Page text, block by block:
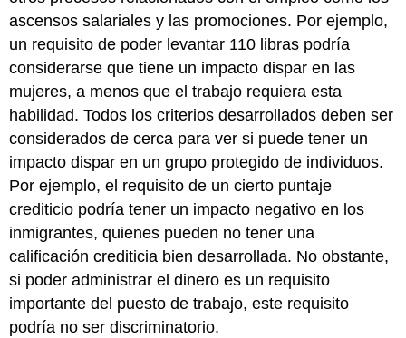
ascensos salariales y las promociones. Por ejemplo,
un requisito de poder levantar 110 libras podría
considerarse que tiene un impacto dispar en las
mujeres, a menos que el trabajo requiera esta
habilidad. Todos los criterios desarrollados deben ser
considerados de cerca para ver si puede tener un
impacto dispar en un grupo protegido de individuos.
Por ejemplo, el requisito de un cierto puntaje
crediticio podría tener un impacto negativo en los
inmigrantes, quienes pueden no tener una
calificación crediticia bien desarrollada. No obstante,
si poder administrar el dinero es un requisito
importante del puesto de trabajo, este requisito
podría no ser discriminatorio.